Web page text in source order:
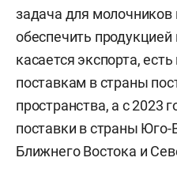
задача для
обеспечить
касается экспорта,
поставкам в страны
пространства, а с 2023
поставки в страны Юго-
Ближнего Востока и